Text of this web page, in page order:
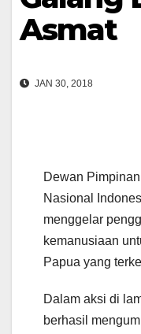
Asmat
JAN 30, 2018
Dewan
Nasional
menggelar
kemanusiaan
Papua yang
Dalam aksi di
berhasil